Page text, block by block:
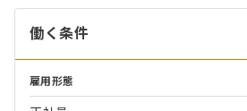
働く条件
雇用形態